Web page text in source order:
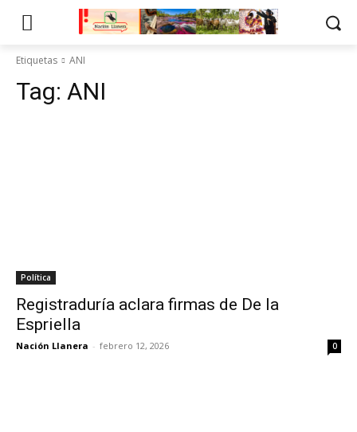
Etiquetas ANI
Tag: ANI
Política
Registraduría aclara firmas de De la
Espriella
Nación Llanera - febrero 12, 2026 0